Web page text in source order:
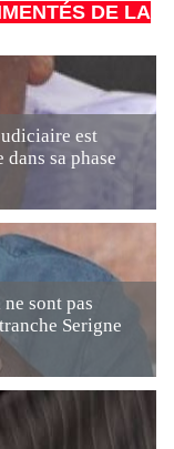
DE LA
est
sa phase
sont pas
Serigne